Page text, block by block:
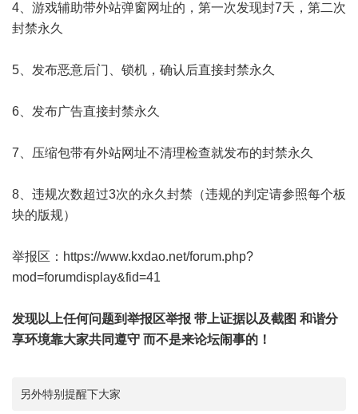
4、游戏辅助带外站弹窗网址的，第一次发现封7天，第二次
封禁永久
5、发布恶意后门、锁机，确认后直接封禁永久
6、发布广告直接封禁永久
7、压缩包带有外站网址不清理检查就发布的封禁永久
8、违规次数超过3次的永久封禁（违规的判定请参照每个板
块的版规）
举报区： https://www.kxdao.net/forum.php?
mod=forumdisplay&fid=41
发现以上任何问题到举报区举报 带上证据以及截图 和谐分
享环境靠大家共同遵守 而不是来论坛闹事的！
另外特别提醒下大家